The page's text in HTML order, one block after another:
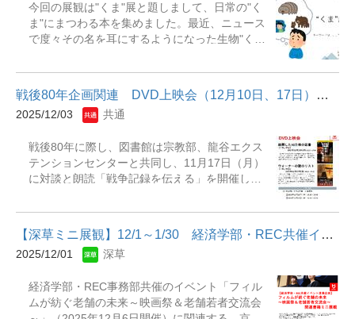
2024『ゼロから始める無敵のレポート・論文
術』 尾崎俊介著. -- 講談社, 2025『初学者のた
めの質的研究26の教え』中嶌洋著. -- 医学書院,
: 「好き」を学問にする方法』 山田奨治編著. -
- ミ...
題は昨年から「令和の米騒動」と言われ、2021
年と比べて、今年は2倍以上になりました。この
ため主食をコメからパンや麺類などにしたとい
米騒動」は、減反政策や備蓄米を放出した食料
安全保障、物流や転売、気候変動の影響など、
さまざまな問題を表出させました。元号を冠し
て歴史的な出来事に連ねるとらえ方の根底に
する見方が横たわっているようです。そもそも
このような見方自体に問題があるのかもしれま
せん。私たちにとってコメとは何かをあらため
米騒動」から何を考えますか？ 【展示期間】
2025年 11月 5日（水）～ 2026年1...
今回の展観は"くま"展と題しまして、日常の"く
ま"にまつわる本を集めました。最近、ニュース
で度々その名を耳にするようになった生物"く
しており、自衛隊が派遣されるほどに事態は深
刻化しています。さらに、瀬田キャンパスが位
置する滋賀県でも目撃されており、その足音が
いつ聞こえてもおかしくない状況です。全国で
るきっかけにしてください。 ※リブアドとは瀬
田図書館ライブラリーアドバイザーの略で図書
館で１年業務経験を積んだ学生アシスタントス
利用者のお困りごとをサポートをする仕事をし
たり、新着本やＤＶＤ、おすすめ本等のコーナ
ーづくりを担当していたり幅広い業務を行って
います。 展示期間：2025年12月1日（月）～
本館1階展観B（角状書架） 主な展示資料『「い
つも眠い～」がなくなる快眠の3法則』『異形の
戦後80年企画関連 DVD上映会（12月10日、17日）のお知らせ
2025/12/03 共通
戦後80年に際し、図書館は宗教部、龍谷エクス
テンションセンターと共同し、11月17日（月）
に対談と朗読「戦争記録を伝える」を開催し、
し た。 これに関連して、12月にDVD上映会を
実施します。上映するDVDは、いずれもが先の
大戦に関する内容のもので、図書館や図書が題
材とされています。戦時中の図書館が置かれて
り、現代の平和の課題について、あらためて学
んでいただければと思います。 【上映作品と上
【深草ミニ展観】12/1～1/30 経済学部・REC共催イベントの連携企...
2025/12/01 深草
経済学部・REC事務部共催のイベント「フィル
ムが紡ぐ老舗の未来～映画祭＆老舗若者交流会